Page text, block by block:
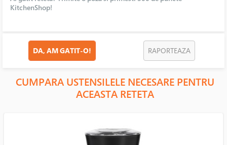
KitchenShop!
DA, AM GATIT-O! RAPORTEAZA
CUMPARA USTENSILELE NECESARE PENTRU
ACEASTA RETETA